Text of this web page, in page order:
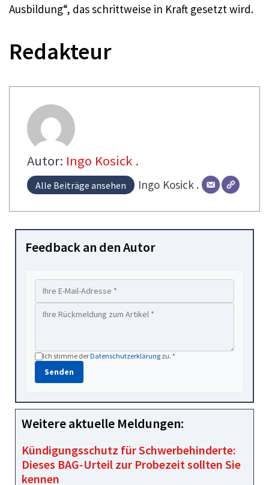
Ausbildung“, das schrittweise in Kraft gesetzt wird.
Redakteur
Autor: Ingo Kosick .
Alle Beiträge ansehen Ingo Kosick .
Feedback an den Autor
Ich stimme derDatenschutzerklärung zu. *
Senden
Weitere aktuelle Meldungen:
Kündigungsschutz für Schwerbehinderte:
Dieses BAG‑Urteil zur Probezeit sollten Sie
kennen